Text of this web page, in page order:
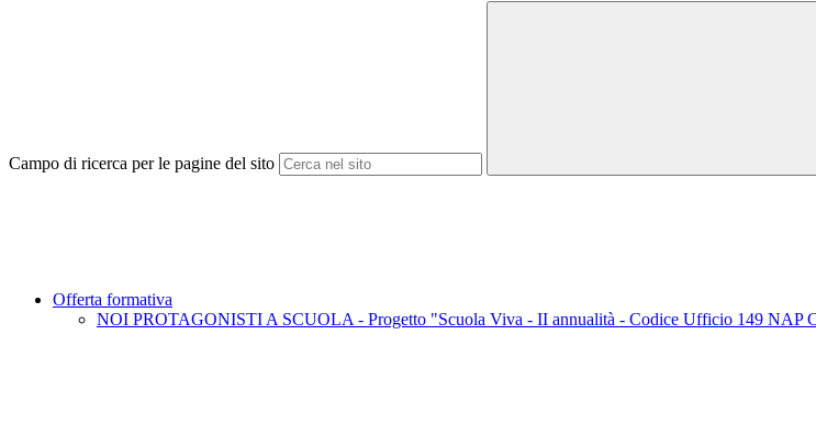
Campo di ricerca per le pagine del sito
Offerta formativa
NOI PROTAGONISTI A SCUOLA - Progetto "Scuola Viva - II annualità - Codice Ufficio 149 NAP